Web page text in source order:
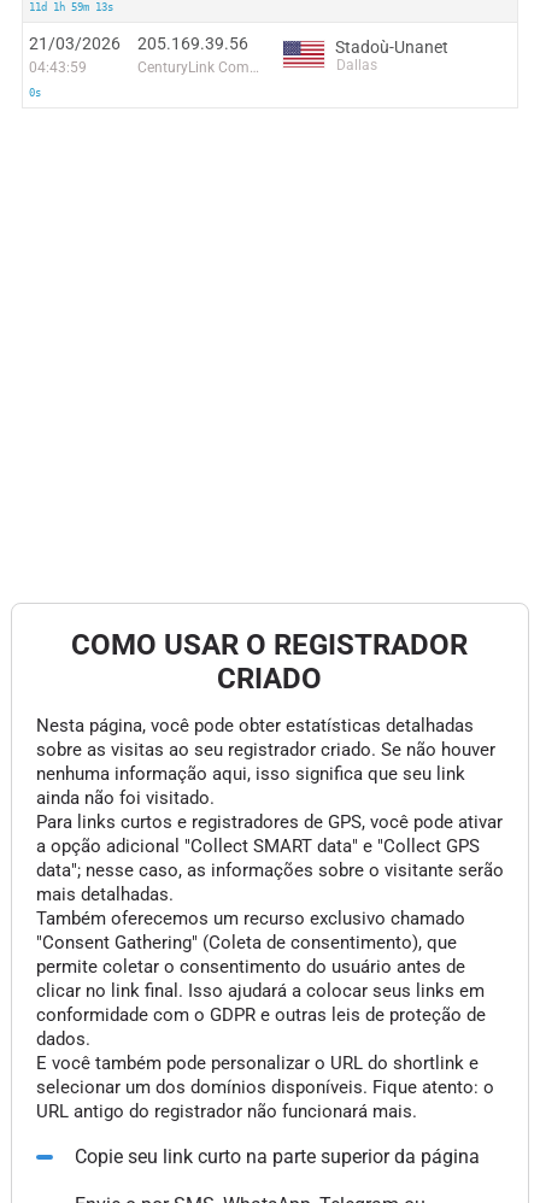
11d 1h 59m 13s
21/03/2026
04:43:59
0s
205.169.39.56
CenturyLink Communications, LLC
Stadoù-Unanet
Dallas
COMO USAR O REGISTRADOR
CRIADO
Nesta página, você pode obter estatísticas detalhadas
sobre as visitas ao seu registrador criado. Se não houver
nenhuma informação aqui, isso significa que seu link
ainda não foi visitado.
Para links curtos e registradores de GPS, você pode ativar
a opção adicional "Collect SMART data" e "Collect GPS
data"; nesse caso, as informações sobre o visitante serão
mais detalhadas.
Também oferecemos um recurso exclusivo chamado
"Consent Gathering" (Coleta de consentimento), que
permite coletar o consentimento do usuário antes de
clicar no link final. Isso ajudará a colocar seus links em
conformidade com o GDPR e outras leis de proteção de
dados.
E você também pode personalizar o URL do shortlink e
selecionar um dos domínios disponíveis. Fique atento: o
URL antigo do registrador não funcionará mais.
Copie seu link curto na parte superior da página